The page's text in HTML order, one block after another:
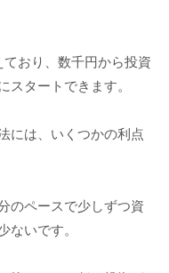
おり、数千円から投資
タートできます。
には、いくつかの利点
のペースで少しずつ資
いです。